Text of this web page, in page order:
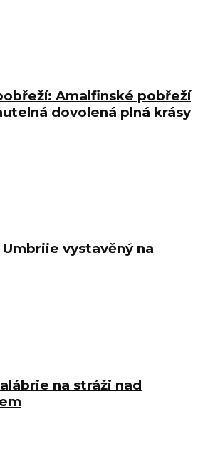
Amalfinské pobřeží
dovolená plná krásy
vystavěný na
na stráži nad